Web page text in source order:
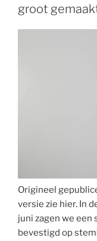
groot
Origineel
versie zie hier. In
juni zagen we
bevestigd op